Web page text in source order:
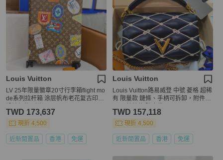
Louis Vuitton
LV 25年限量徽章20寸行李箱flight mo
de系列拉杆箱 涂层帆布老花复古印花
TWD 173,637
現折 4,500
近新閒置品 香港 免運
Louis Vuitton
Louis Vuitton路易威登 中號 菱格 超稀
有 限量款 鏈條、手柄可拆卸，附件鏡
TWD 157,118
現折 4,500
近新閒置品 香港 免運